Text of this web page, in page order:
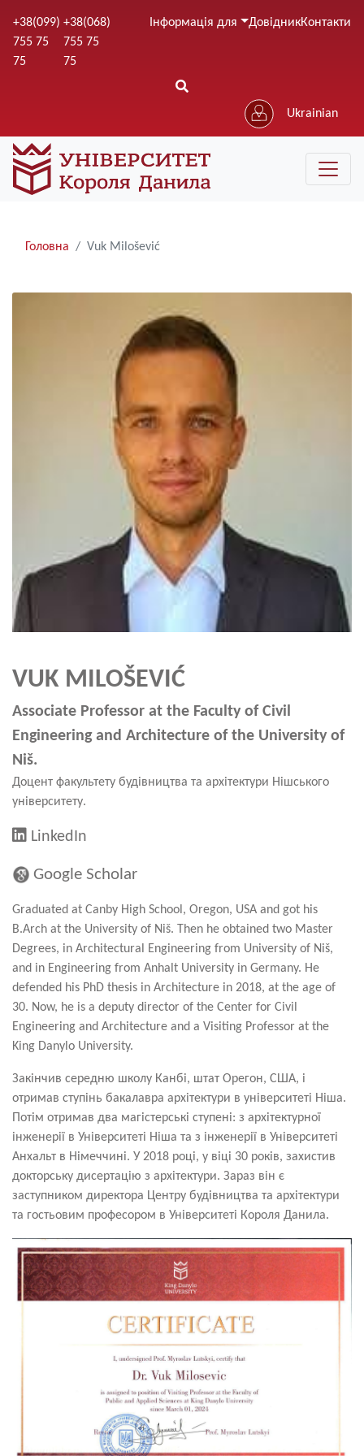
до
+38(099)
755 75
75
+38(068)
755 75
75
Інформація для ДовідникКонтакти
Ukrainian
Рядки
Головна Vuk Milošević
VUK MILOŠEVIĆ
Associate Professor at the Faculty of Civil
Engineering and Architecture of the University of
Niš.
Доцент факультету будівництва та архітектури Нішського
університету.
LinkedIn
Google Scholar
Graduated at Canby High School, Oregon, USA and got his
B.Arch at the University of Niš. Then he obtained two Master
Degrees, in Architectural Engineering from University of Niš,
and in Engineering from Anhalt University in Germany. He
defended his PhD thesis in Architecture in 2018, at the age of
30. Now, he is a deputy director of the Center for Civil
Engineering and Architecture and a Visiting Professor at the
King Danylo University.
Закінчив середню школу Канбі, штат Орегон, США, і
отримав ступінь бакалавра архітектури в університеті Ніша.
Потім отримав два магістерські ступені: з архітектурної
інженерії в Університеті Ніша та з інженерії в Університеті
Анхальт в Німеччині. У 2018 році, у віці 30 років, захистив
докторську дисертацію з архітектури. Зараз він є
заступником директора Центру будівництва та архітектури
та гостьовим професором в Університеті Короля Данила.